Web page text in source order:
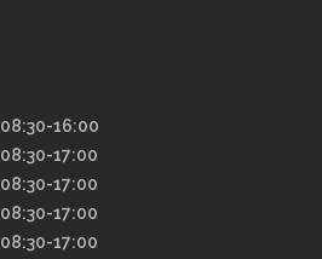
08:30-16:00
08:30-17:00
08:30-17:00
08:30-17:00
08:30-17:00